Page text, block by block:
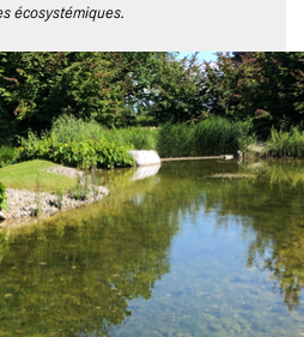
écosystémiques.